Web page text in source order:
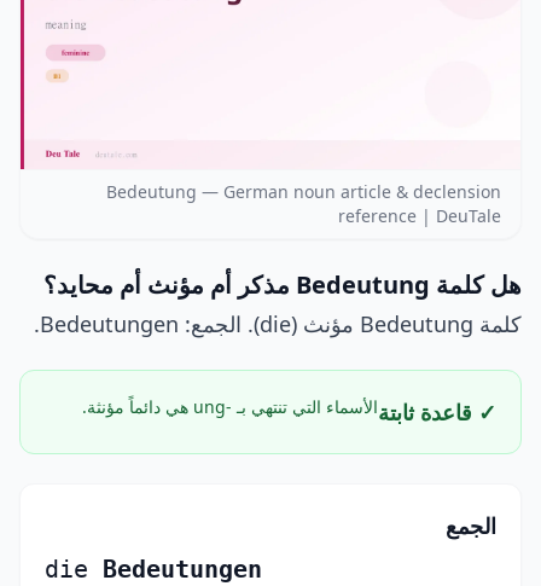
Bedeutung — German noun article & declension
reference | DeuTale
هل كلمة Bedeutung مذكر أم مؤنث أم محايد؟
كلمة Bedeutung مؤنث (die). الجمع: Bedeutungen.
✓ قاعدة ثابتةالأسماء التي تنتهي بـ -ung هي دائماً مؤنثة.
الجمع
die Bedeutungen